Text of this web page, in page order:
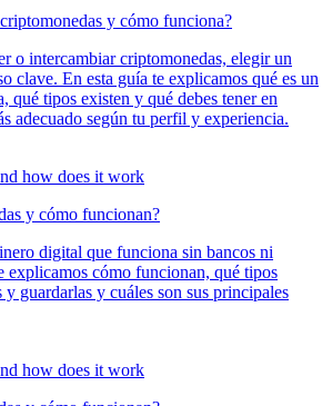
y cómo funciona?
o intercambiar criptomonedas, elegir un
clave. En esta guía te explicamos qué es un
qué tipos existen y qué debes tener en
adecuado según tu perfil y experiencia.
y cómo funcionan?
digital que funciona sin bancos ni
explicamos cómo funcionan, qué tipos
guardarlas y cuáles son sus principales